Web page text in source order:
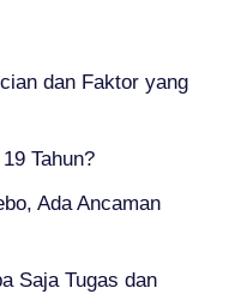
dan Faktor yang
Tahun?
Ada Ancaman
Saja Tugas dan